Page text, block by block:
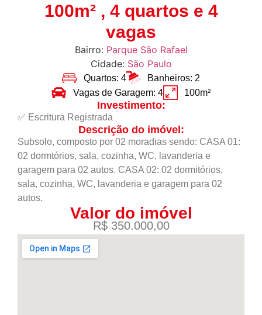
100m² , 4 quartos e 4
vagas
Bairro: Parque São Rafael
Cidade: São Paulo
Quartos: 4
Banheiros: 2
Vagas de Garagem: 4
100m²
Investimento:
✅ Escritura Registrada
Descrição do imóvel:
Subsolo, composto por 02 moradias sendo: CASA 01:
02 dormtórios, sala, cozinha, WC, lavanderia e
garagem para 02 autos. CASA 02: 02 dormitórios,
sala, cozinha, WC, lavanderia e garagem para 02
autos.
Valor do imóvel
R$ 350.000,00